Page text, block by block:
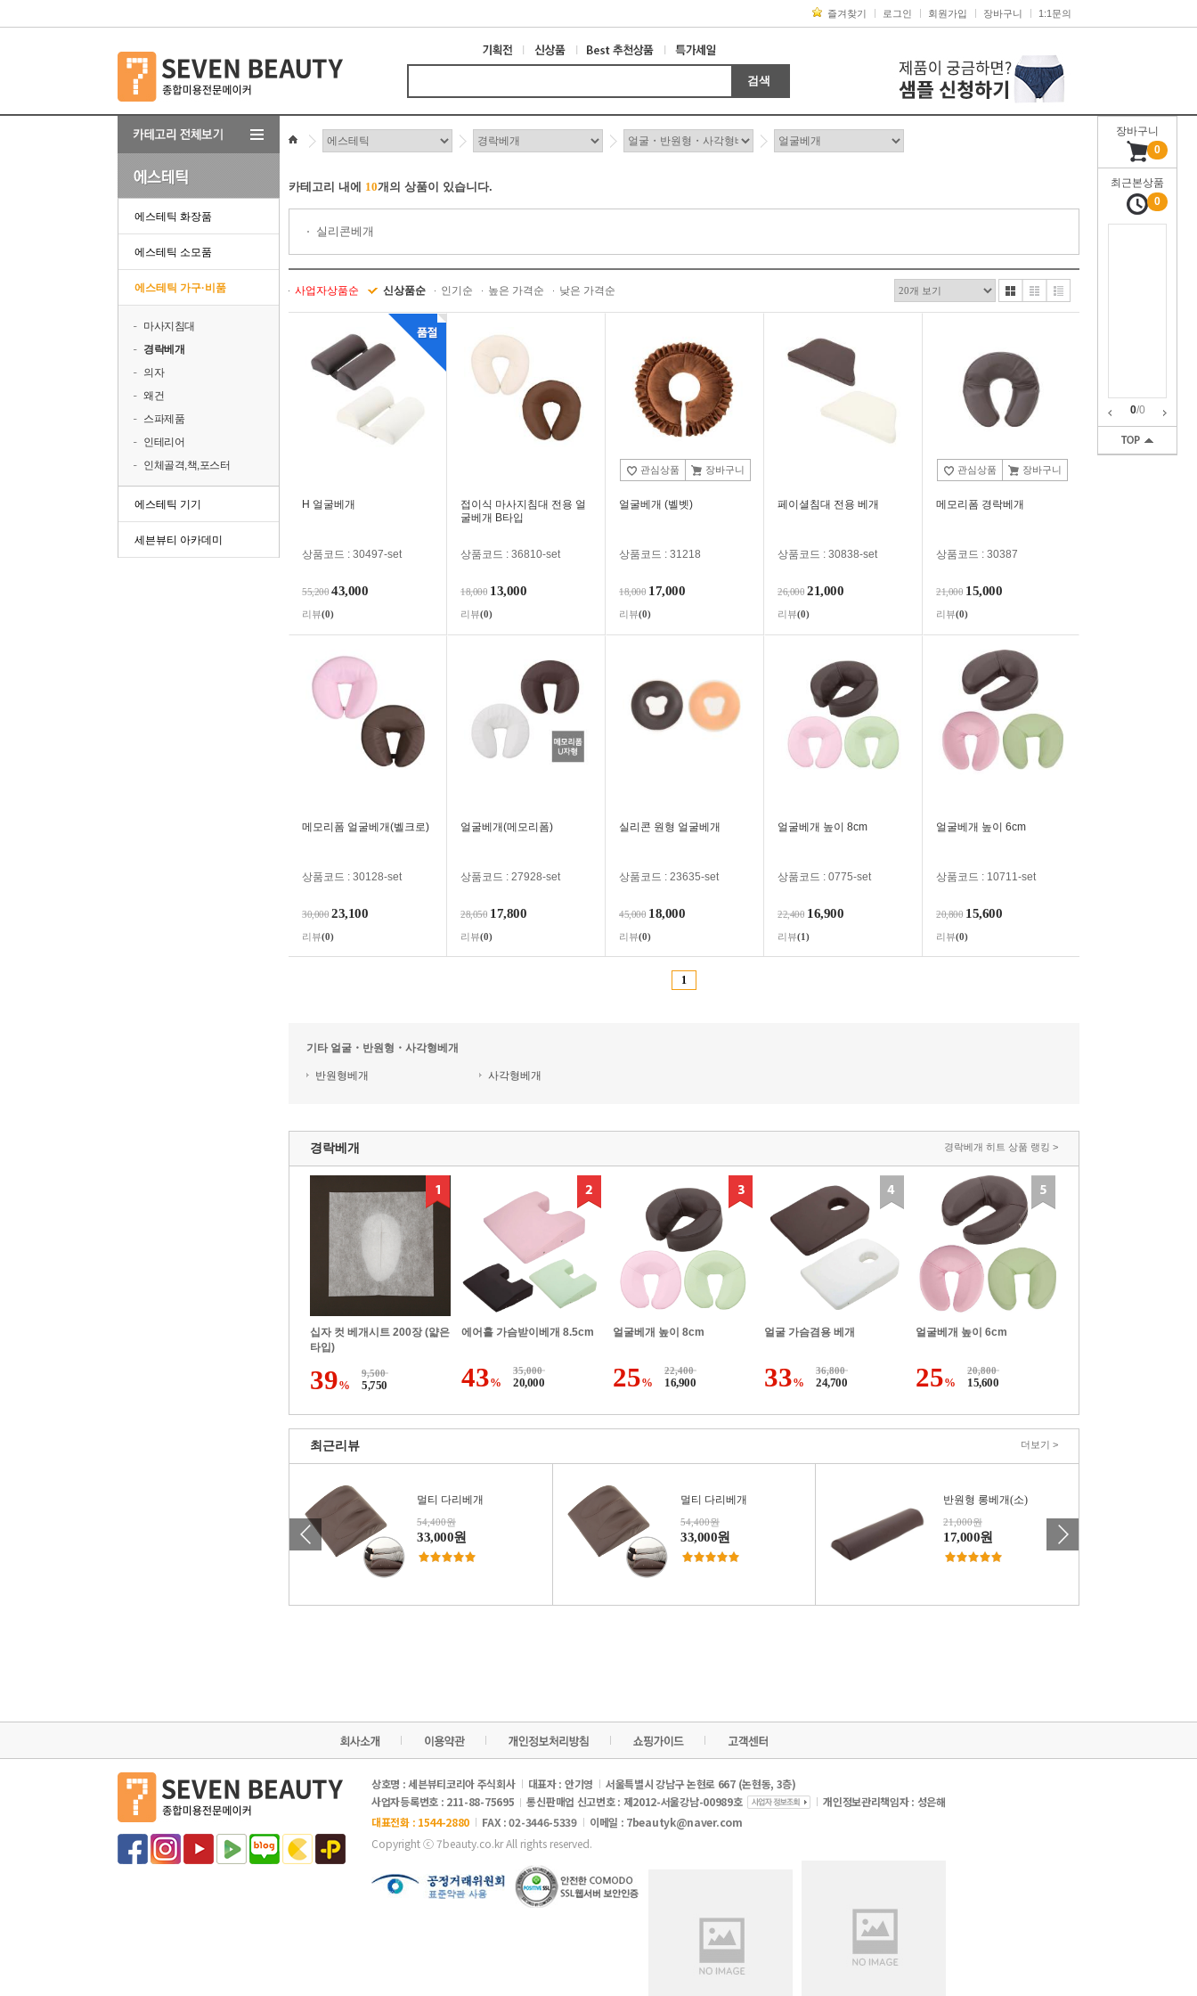
즐겨찾기 로그인 회원가입 장바구니 1:1문의
검색
에스테틱 화장품
에스테틱 소모품
에스테틱 가구·비품
마사지침대
경락베개
의자
왜건
스파제품
인테리어
인체골격,책,포스터
에스테틱 기기
세븐뷰티 아카데미
카테고리 내에 10개의 상품이 있습니다.
실리콘베개
사업자상품순 신상품순 인기순 높은 가격순 낮은 가격순
H 얼굴베개
상품코드 : 30497-set
55,200 43,000
리뷰(0)
접이식 마사지침대 전용 얼
굴베개 B타입
상품코드 : 36810-set
18,000 13,000
리뷰(0)
얼굴베개 (벨벳)
상품코드 : 31218
18,000 17,000
리뷰(0)
관심상품 장바구니
페이셜침대 전용 베개
상품코드 : 30838-set
26,000 21,000
리뷰(0)
메모리폼 경락베개
상품코드 : 30387
21,000 15,000
리뷰(0)
관심상품 장바구니
메모리폼 얼굴베개(벨크로)
상품코드 : 30128-set
30,000 23,100
리뷰(0)
얼굴베개(메모리폼)
상품코드 : 27928-set
28,050 17,800
리뷰(0)
실리콘 원형 얼굴베개
상품코드 : 23635-set
45,000 18,000
리뷰(0)
얼굴베개 높이 8cm
상품코드 : 0775-set
22,400 16,900
리뷰(1)
얼굴베개 높이 6cm
상품코드 : 10711-set
20,800 15,600
리뷰(0)
1
기타 얼굴・반원형・사각형베개
반원형베개 사각형베개
경락베개 경락베개 히트 상품 랭킹 >
십자 컷 베개시트 200장 (얇은
타입)
39%
9,500
5,750
에어홀 가슴받이베개 8.5cm
43%
35,000
20,000
얼굴베개 높이 8cm
25%
22,400
16,900
얼굴 가슴겸용 베개
33%
36,800
24,700
얼굴베개 높이 6cm
25%
20,800
15,600
최근리뷰 더보기 >
멀티 다리베개
54,400원
33,000원
멀티 다리베개
54,400원
33,000원
반원형 롱베개(소)
21,000원
17,000원
장바구니
0
최근본상품
0
0/0
상호명 : 세븐뷰티코리아 주식회사 대표자 : 안기영
서울특별시 강남구 논현로 667 (논현동, 3층)
사업자등록번호 : 211-88-75695
통신판매업 신고번호 : 제2012-서울강남-00989호
개인정보관리책임자 : 성은해
대표전화 : 1544-2880
FAX : 02-3446-5339 이메일 : 7beautyk@naver.com
Copyright ⓒ 7beauty.co.kr All rights reserved.